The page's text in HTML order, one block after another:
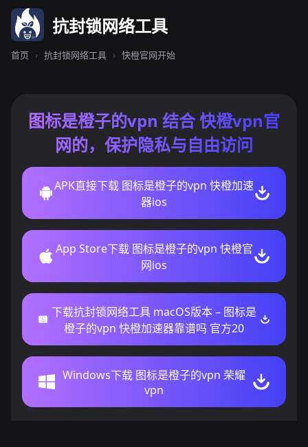
抗封锁网络工具
首页 › 抗封锁网络工具 › 快橙官网开始
图标是橙子的vpn 结合 快橙vpn官
网的，保护隐私与自由访问
APK直接下载 图标是橙子的vpn 快橙加速
器ios
App Store下载 图标是橙子的vpn 快橙官
网ios
下载抗封锁网络工具 macOS版本 – 图标是
橙子的vpn 快橙加速器靠谱吗 官方20
Windows下载 图标是橙子的vpn 荣耀
vpn